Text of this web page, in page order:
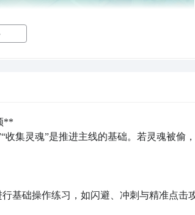
块(只能走路不能传送)
线西之绝境死亡之门密码介绍，感兴趣的朋友快来下载吧。
**